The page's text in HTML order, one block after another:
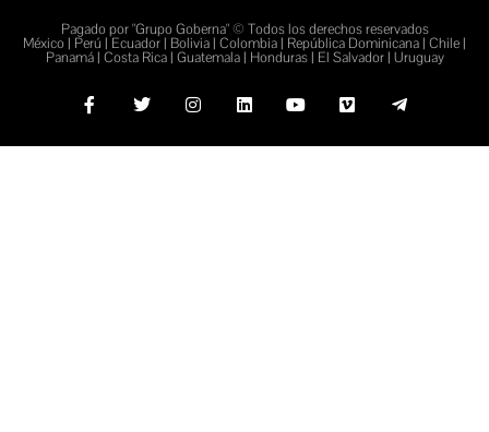
Pagado por "Grupo Goberna" © Todos los derechos reservados
México | Perú | Ecuador | Bolivia | Colombia | República Dominicana | Chile |
Panamá | Costa Rica | Guatemala | Honduras | El Salvador | Uruguay